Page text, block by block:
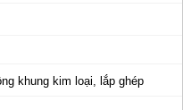
khung kim loại, lắp ghép